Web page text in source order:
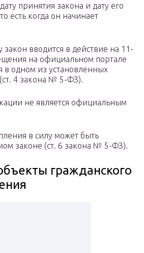
принятия закона и дату его
есть когда он начинает
вводится в действие на 11-
на официальном портале
в одном из установленных
4 закона № 5-ФЗ).
не является официальным
в силу может быть
законе (ст. 6 закона № 5-ФЗ).
гражданского